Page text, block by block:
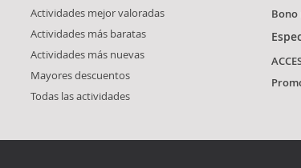
Actividades mejor valoradas
Actividades más baratas
Actividades más nuevas
Mayores descuentos
Todas las actividades
Bono